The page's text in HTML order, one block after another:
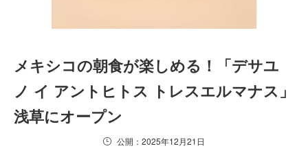
メキシコの朝食が楽しめる！「デサユ
ノ イ アントヒトス トレスエルマナス」
浅草にオープン
公開：2025年12月21日